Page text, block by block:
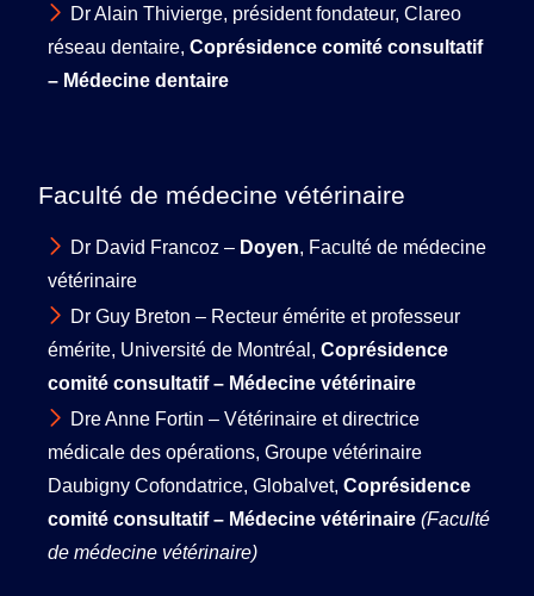
Dr Alain Thivierge, président fondateur, Clareo
réseau dentaire, Coprésidence comité consultatif
– Médecine dentaire
Faculté de médecine vétérinaire
Dr David Francoz – Doyen, Faculté de médecine
vétérinaire
Dr Guy Breton – Recteur émérite et professeur
émérite, Université de Montréal, Coprésidence
comité consultatif – Médecine vétérinaire
Dre Anne Fortin – Vétérinaire et directrice
médicale des opérations, Groupe vétérinaire
Daubigny Cofondatrice, Globalvet, Coprésidence
comité consultatif – Médecine vétérinaire (Faculté
de médecine vétérinaire)